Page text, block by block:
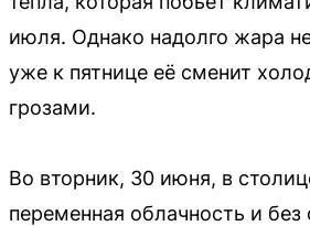
июля. Однако надолго жара
уже к пятнице её сменит
грозами.
Во вторник, 30 июня, в
переменная облачность и без